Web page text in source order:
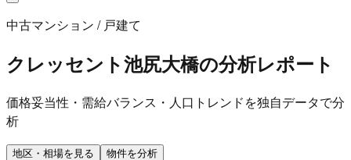
中古マンション / 戸建て
クレッセント池尻大橋の分析レポート
価格妥当性・需給バランス・人口トレンドを独自データで分
析
地区・相場を見る 物件を分析